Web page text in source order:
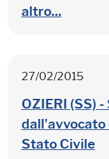
altro...
27/02/2015
OZIERI (SS)
dall'avvocato
Stato Civile